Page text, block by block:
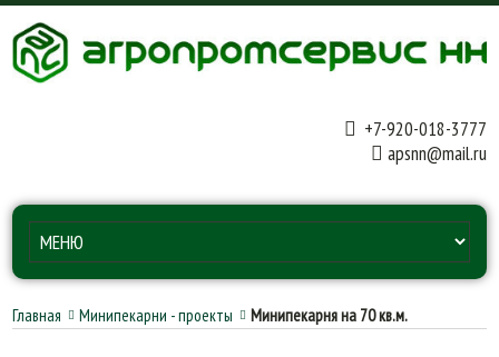
+7-920-018-3777
apsnn@mail.ru
Главная Минипекарни - проекты Минипекарня на 70 кв.м.